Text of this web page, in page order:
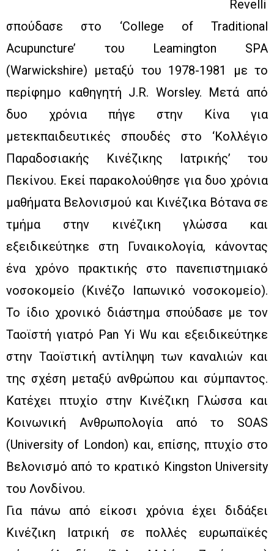
Revelli
σπούδασε στο ‘College of Traditional
Acupuncture’ του Leamington SPA
(Warwickshire) μεταξύ του 1978-1981 με το
περίφημο καθηγητή J.R. Worsley. Μετά από
δυο χρόνια πήγε στην Κίνα για
μετεκπαιδευτικές σπουδές στο ‘Κολλέγιο
Παραδοσιακής Κινέζικης Ιατρικής’ του
Πεκίνου. Εκεί παρακολούθησε για δυο χρόνια
μαθήματα Βελονισμού και Κινέζικα Βότανα σε
τμήμα στην κινέζικη γλώσσα και
εξειδικεύτηκε στη Γυναικολογία, κάνοντας
ένα χρόνο πρακτικής στο πανεπιστημιακό
νοσοκομείο (Κινέζο Ιαπωνικό νοσοκομείο).
Το ίδιο χρονικό διάστημα σπούδασε με τον
Ταοϊστή γιατρό Pan Yi Wu και εξειδικεύτηκε
στην Ταοϊστική αντίληψη των καναλιών και
της σχέση μεταξύ ανθρώπου και σύμπαντος.
Κατέχει πτυχίο στην Κινέζικη Γλώσσα και
Κοινωνική Ανθρωπολογία από το SOAS
(University of London) και, επίσης, πτυχίο στο
Βελονισμό από το κρατικό Kingston University
του Λονδίνου.
Για πάνω από είκοσι χρόνια έχει διδάξει
Κινέζικη Ιατρική σε πολλές ευρωπαϊκές